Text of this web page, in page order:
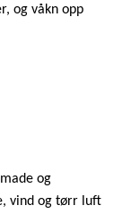
og våkn opp
og
vind og tørr luft